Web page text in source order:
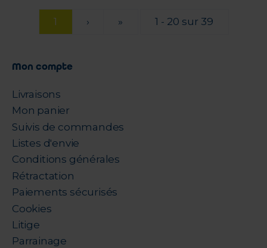
1 › » 1 - 20 sur 39
Mon compte
Livraisons
Mon panier
Suivis de commandes
Listes d'envie
Conditions générales
Rétractation
Paiements sécurisés
Cookies
Litige
Parrainage